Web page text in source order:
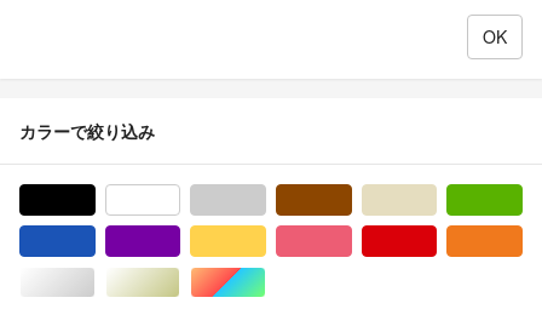
カラーで絞り込み
シルバー/銀色系ゴールド/金色系マルチカラー